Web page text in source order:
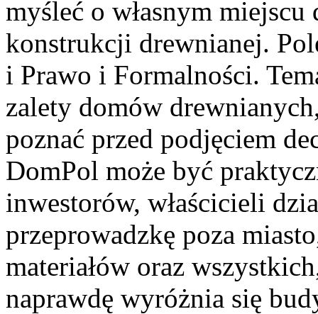
myśleć o własnym
konstrukcji drewnianej.
i Prawo i Formalności.
zalety domów
poznać przed podjęciem
DomPol może być
inwestorów, właścicieli
przeprowadzkę poza
materiałów oraz
naprawdę wyróżnia się